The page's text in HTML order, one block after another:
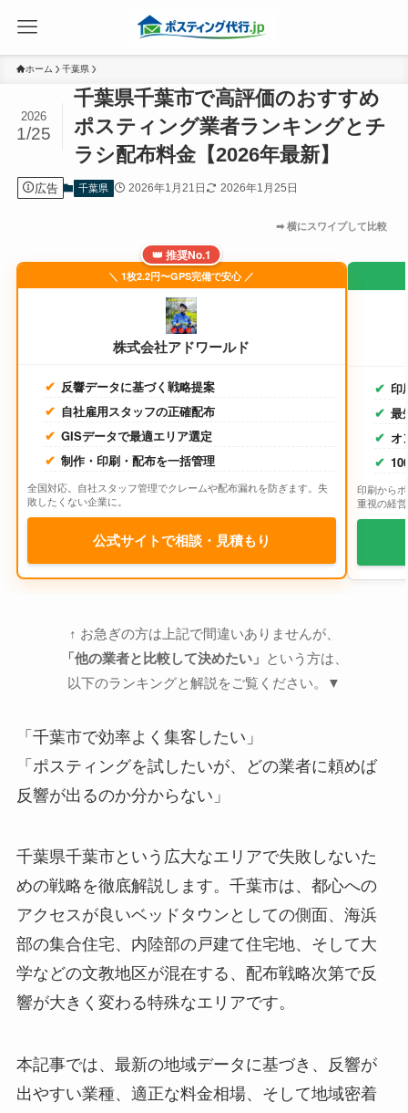
ホーム 千葉県
千葉県千葉市で高評価のおすすめ
ポスティング業者ランキングとチ
ラシ配布料金【2026年最新】
2026
1/25
広告 千葉県 2026年1月21日 2026年1月25日
👑 推奨No.1
＼ 1枚2.2円〜GPS完備で安心 ／
株式会社アドワールド
反響データに基づく戦略提案
自社雇用スタッフの正確配布
GISデータで最適エリア選定
制作・印刷・配布を一括管理
全国対応。自社スタッフ管理でクレームや配布漏れを防ぎます。失
敗したくない企業に。
公式サイトで相談・見積もり
印
最
オ
印刷から
重視の経
↑ お急ぎの方は上記で間違いありませんが、
「他の業者と比較して決めたい」 という方は、
以下のランキングと解説をご覧ください。▼
「千葉市で効率よく集客したい」
「ポスティングを試したいが、どの業者に頼めば
反響が出るのか分からない」
千葉県千葉市という広大なエリアで失敗しないた
めの戦略を徹底解説します。千葉市は、都心への
アクセスが良いベッドタウンとしての側面、海浜
部の集合住宅、内陸部の戸建て住宅地、そして大
学などの文教地区が混在する、配布戦略次第で反
響が大きく変わる特殊なエリアです。
本記事では、最新の地域データに基づき、反響が
出やすい業種、適正な料金相場、そして地域密着